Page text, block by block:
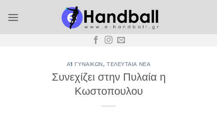
στο
Α1 ΓΥΝΑΙΚΏΝ, ΤΕΛΕΥΤΑΊΑ ΝΈΑ
Συνεχίζει στην Πυλαία η
Κωστοπουλου